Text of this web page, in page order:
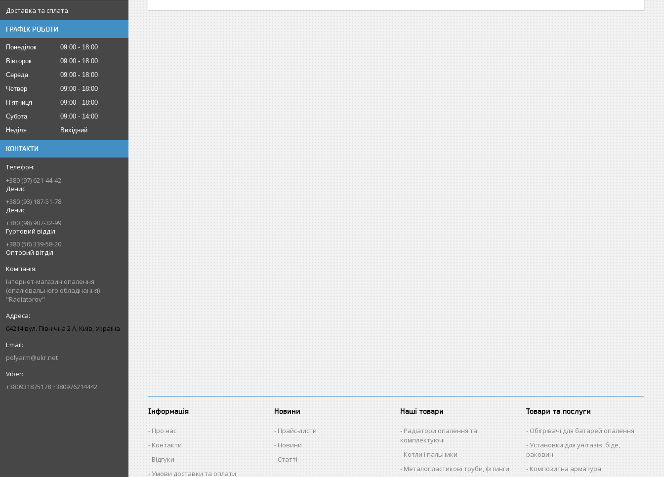
Доставка та сплата
ГРАФІК РОБОТИ
Понеділок 09:00
18:00
Вівторок
09:00
18:00
Середа
09:00
18:00
Четвер
09:00
18:00
Пʼятниця
09:00
18:00
Субота
09:00
14:00
Неділя
Вихідний
КОНТАКТИ
+380 (97) 621-44-42
Денис
+380 (93) 187-51-78
Денис
+380 (98) 907-32-99
Гуртовий відділ
+380 (50) 339-58-20
Оптовий вітділ
Інтернет-магазин опалення
(опалювального обладнання)
"Radiatorov"
04214 вул. Північна 2 А, Київ, Україна
polyarm@ukr.net
+380931875178 +380976214442
Інформація
Про нас
Контакти
Відгуки
Умови доставки та оплати
Новини
Прайс-листи
Новини
Статті
Наші товари
Радіатори опалення та
комплектуючі
Котли і пальники
Металопластикові труби, фітинги
Товари та послуги
Обігрівачі для батарей опалення
Установки для унітазів, біде,
раковин
Композитна арматура